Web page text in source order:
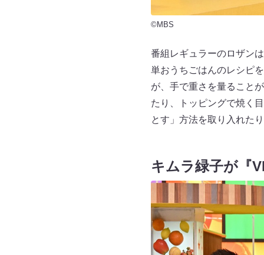
©MBS
番組レギュラーのロザン
単おうちごはんのレシピ
が、手で重さを量ること
たり、トッピングで焼く
とす」方法を取り入れた
キムラ緑子が『